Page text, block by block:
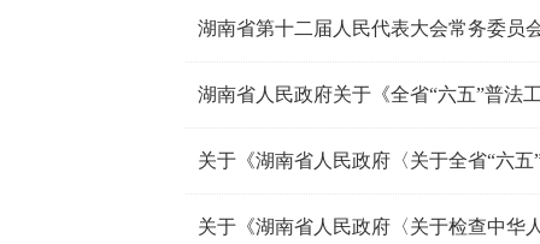
湖南省第十二届人民代表大会常务委员